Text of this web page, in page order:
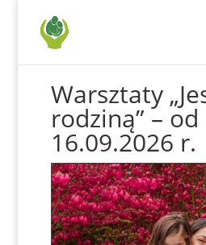
Warsztaty
rodziną” – od
16.09.2026 r.